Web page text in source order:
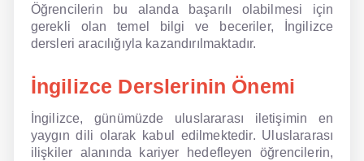
Sözlük
Tavsiyeler
Gizlilik Politikası
Bize Ulaşın
Öğrencilerin bu alanda başarılı olabilmesi için
gerekli olan temel bilgi ve beceriler, İngilizce
dersleri aracılığıyla kazandırılmaktadır.
İngilizce Derslerinin Önemi
İngilizce, günümüzde uluslararası iletişimin en
yaygın dili olarak kabul edilmektedir. Uluslararası
ilişkiler alanında kariyer hedefleyen öğrencilerin,